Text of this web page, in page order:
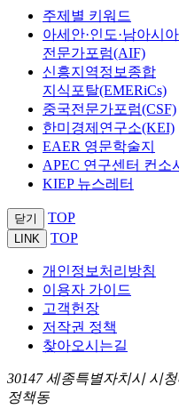
주제별 키워드
아세안·인도·남아시아
전문가포럼(AIF)
신흥지역정보종합
지식포탈(EMERiCs)
중국전문가포럼(CSF)
한미경제연구소(KEI)
EAER 영문학술지
APEC 연구센터 컨소
KIEP 뉴스레터
닫기 TOP
LINK TOP
개인정보처리방침
이용자 가이드
고객헌장
저작권 정책
찾아오시는길
30147 세종특별자치시 시
정책동